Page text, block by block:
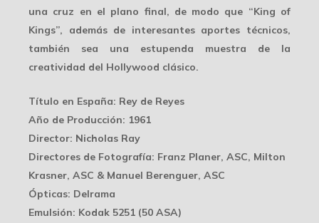
una cruz en el plano final, de modo que “King of
Kings”, además de interesantes aportes técnicos,
también sea una estupenda muestra de la
creatividad del Hollywood clásico.
Título en España: Rey de Reyes
Año de Producción: 1961
Director: Nicholas Ray
Directores de Fotografía: Franz Planer, ASC, Milton
Krasner, ASC & Manuel Berenguer, ASC
Ópticas: Delrama
Emulsión: Kodak 5251 (50 ASA)